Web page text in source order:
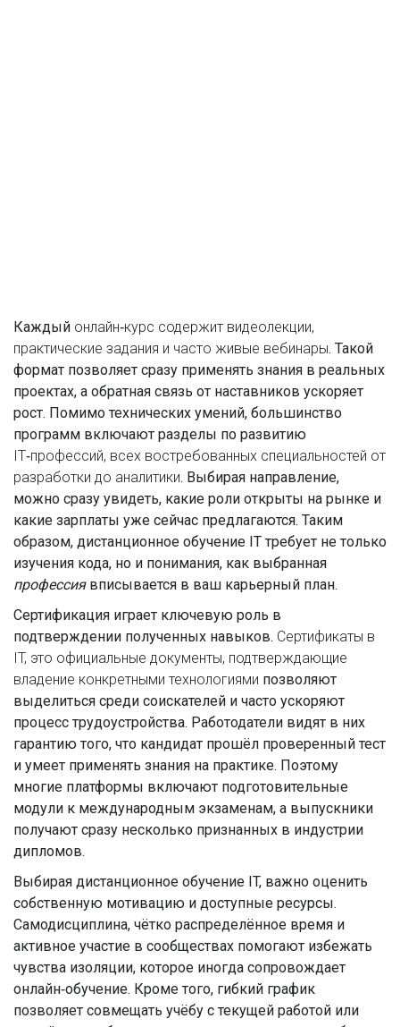
Каждый онлайн‑курс содержит видеолекции,
практические задания и часто живые вебинары. Такой
формат позволяет сразу применять знания в реальных
проектах, а обратная связь от наставников ускоряет
рост. Помимо технических умений, большинство
программ включают разделы по развитию
IT‑профессий, всех востребованных специальностей от
разработки до аналитики. Выбирая направление,
можно сразу увидеть, какие роли открыты на рынке и
какие зарплаты уже сейчас предлагаются. Таким
образом, дистанционное обучение IT требует не только
изучения кода, но и понимания, как выбранная
профессиявписывается в ваш карьерный план.
Сертификация играет ключевую роль в
подтверждении полученных навыков. Сертификаты в
IT, это официальные документы, подтверждающие
владение конкретными технологиями позволяют
выделиться среди соискателей и часто ускоряют
процесс трудоустройства. Работодатели видят в них
гарантию того, что кандидат прошёл проверенный тест
и умеет применять знания на практике. Поэтому
многие платформы включают подготовительные
модули к международным экзаменам, а выпускники
получают сразу несколько признанных в индустрии
дипломов.
Выбирая дистанционное обучение IT, важно оценить
собственную мотивацию и доступные ресурсы.
Самодисциплина, чётко распределённое время и
активное участие в сообществах помогают избежать
чувства изоляции, которое иногда сопровождает
онлайн‑обучение. Кроме того, гибкий график
позволяет совмещать учёбу с текущей работой или